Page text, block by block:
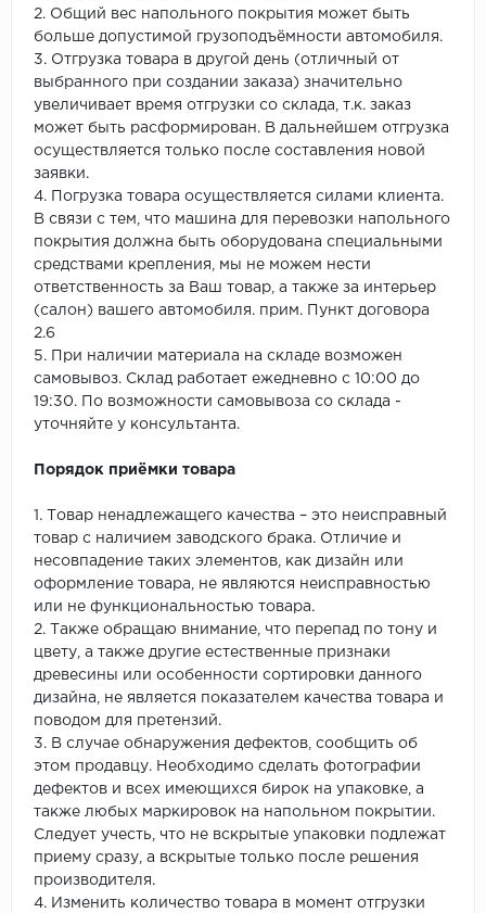
2. Общий вес напольного покрытия может быть
больше допустимой грузоподъёмности автомобиля.
3. Отгрузка товара в другой день (отличный от
выбранного при создании заказа) значительно
увеличивает время отгрузки со склада, т.к. заказ
может быть расформирован. В дальнейшем отгрузка
осуществляется только после составления новой
заявки.
4. Погрузка товара осуществляется силами клиента.
В связи с тем, что машина для перевозки напольного
покрытия должна быть оборудована специальными
средствами крепления, мы не можем нести
ответственность за Ваш товар, а также за интерьер
(салон) вашего автомобиля. прим. Пункт договора
2.6
5. При наличии материала на складе возможен
самовывоз. Склад работает ежедневно с 10:00 до
19:30. По возможности самовывоза со склада -
уточняйте у консультанта.
Порядок приёмки товара
1. Товар ненадлежащего качества – это неисправный
товар с наличием заводского брака. Отличие и
несовпадение таких элементов, как дизайн или
оформление товара, не являются неисправностью
или не функциональностью товара.
2. Также обращаю внимание, что перепад по тону и
цвету, а также другие естественные признаки
древесины или особенности сортировки данного
дизайна, не является показателем качества товара и
поводом для претензий.
3. В случае обнаружения дефектов, сообщить об
этом продавцу. Необходимо сделать фотографии
дефектов и всех имеющихся бирок на упаковке, а
также любых маркировок на напольном покрытии.
Следует учесть, что не вскрытые упаковки подлежат
приему сразу, а вскрытые только после решения
производителя.
4. Изменить количество товара в момент отгрузки